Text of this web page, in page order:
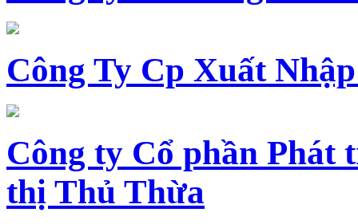
Công Ty Cp Xuất
Công ty Cổ phần Phát
thị Thủ Thừa